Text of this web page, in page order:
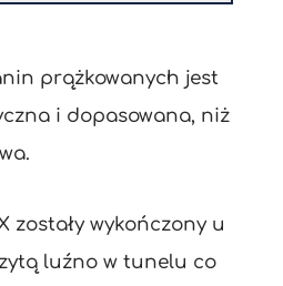
prążkowanych jest
i dopasowana, niż
zostały wykończony u
luźno w tunelu co